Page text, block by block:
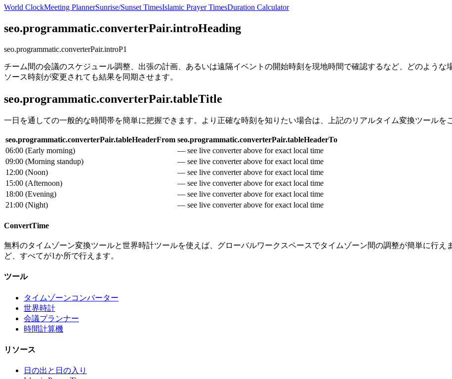
World ClockMeeting PlannerSunrise/Sunset TimesIslamic Prayer TimesDuration Calculator
seo.programmatic.converterPair.introHeading
seo.programmatic.converterPair.introP1
チーム間の会議のスケジュール調整、出張の計画、あるいは遠隔イベントの開始時刻を現地時間で確認するなど、どのような
ソース時刻が変更されても結果を同期させます。
seo.programmatic.converterPair.tableTitle
一日を通しての一般的な時間帯を簡単に把握できます。より正確な時刻を知りたい場合は、上記のリアルタイム変換ツールを
seo.programmatic.converterPair.tableHeaderFrom seo.programmatic.converterPair.tableHeaderTo
06:00 (Early morning)
— see live converter above for exact local time
09:00 (Morning standup)
— see live converter above for exact local time
12:00 (Noon)
— see live converter above for exact local time
15:00 (Afternoon)
— see live converter above for exact local time
18:00 (Evening)
— see live converter above for exact local time
21:00 (Night) — see live converter above for exact local time
ConvertTime
無料のタイムゾーン変換ツールと世界時計ツールを使えば、グローバルワークスペースでタイムゾーン間の調整が簡単に行
ど、すべてが1か所で行えます。
ツール
タイムゾーンコンバーター
世界時計
会議プランナー
時間計算機
リソース
日の出と日の入り